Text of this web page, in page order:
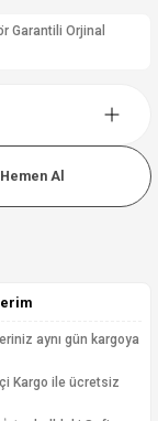
Garantili Orjinal
Hemen Al
aynı gün kargoya
Kargo ile ücretsiz